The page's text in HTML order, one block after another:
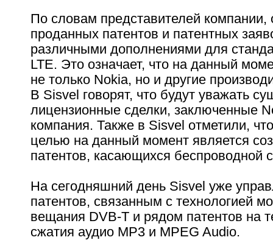
По словам представителей компании,
проданных патентов и патентных
различными дополнениями для
LTE. Это означает, что на данный
не только Nokia, но и другие
В Sisvel говорят, что будут уважать
лицензионные сделки, заключенные
компания. Также в Sisvel отметили,
целью на данный момент является
патентов, касающихся беспроводной
На сегодняшний день Sisvel уже
патентов, связанным с технологией
вещания DVB-T и рядом патентов на
сжатия аудио MP3 и MPEG Audio.